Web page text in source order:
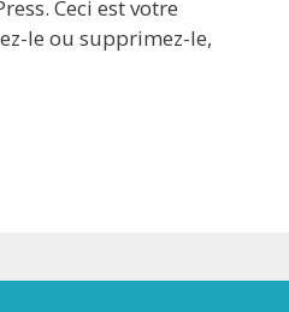
Ceci est votre
le ou supprimez-le,